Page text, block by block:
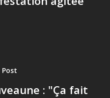
: "Ça fait